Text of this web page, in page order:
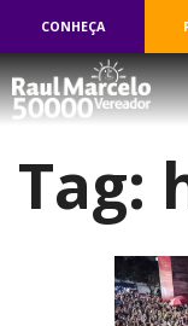
CONHEÇA
Tag: